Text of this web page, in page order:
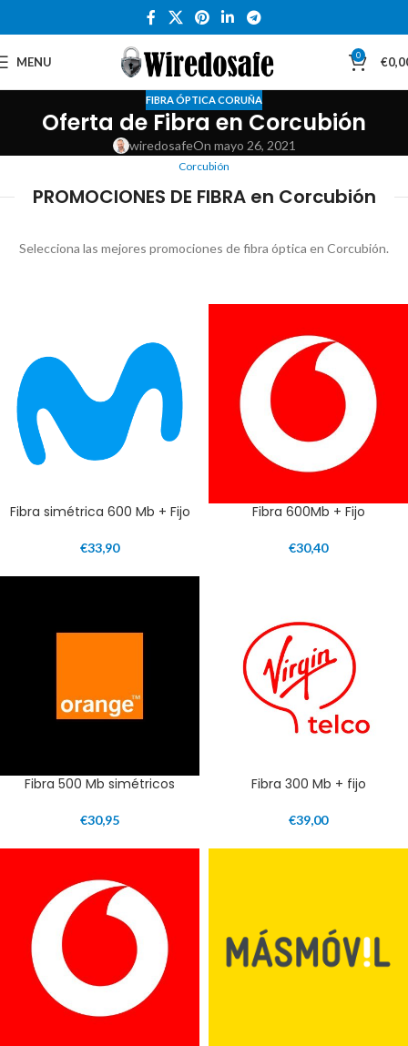
MENU 0 €
FIBRA ÓPTICA CORUÑA
Oferta de Fibra en Corcubión
wiredosafeOn mayo 26, 2021
Corcubión
PROMOCIONES DE FIBRA en Corcubión
Selecciona las mejores promociones de fibra óptica en Corcubión.
Fibra simétrica 600 Mb + Fijo
€33,90
Fibra 600Mb + Fijo
€30,40
Fibra 500 Mb simétricos
€30,95
Fibra 300 Mb + fijo
€39,00